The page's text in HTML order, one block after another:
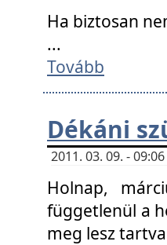
Ha biztosan
...
Tovább
Dékáni
2011. 03. 09. -
Holnap,
függetlenül a
meg lesz